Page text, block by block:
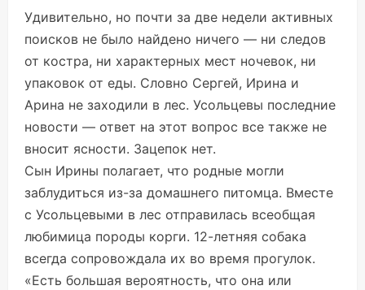
Удивительно, но почти за две недели активных
поисков не было найдено ничего — ни следов
от костра, ни характерных мест ночевок, ни
упаковок от еды. Словно Сергей, Ирина и
Арина не заходили в лес. Усольцевы последние
новости — ответ на этот вопрос все также не
вносит ясности. Зацепок нет.
Сын Ирины полагает, что родные могли
заблудиться из-за домашнего питомца. Вместе
с Усольцевыми в лес отправилась всеобщая
любимица породы корги. 12-летняя собака
всегда сопровождала их во время прогулок.
«Есть большая вероятность, что она или